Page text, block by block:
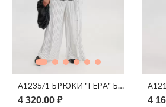
А1235/1 БРЮКИ "ГЕРА" БЕЛЫЙ
4 320.00 ₽
4